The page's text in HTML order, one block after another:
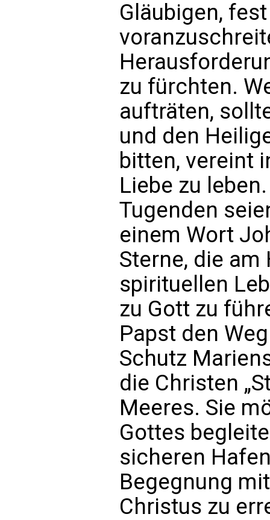
Gläubigen,
zu fürchten.
aufträten,
und den
bitten, vereint
Liebe zu
Tugenden
einem Wort
Sterne, die
spirituellen
zu Gott zu
Papst den
Schutz
die Christen
Meeres. Sie
Gottes
sicheren
Begegnung
Christus zu